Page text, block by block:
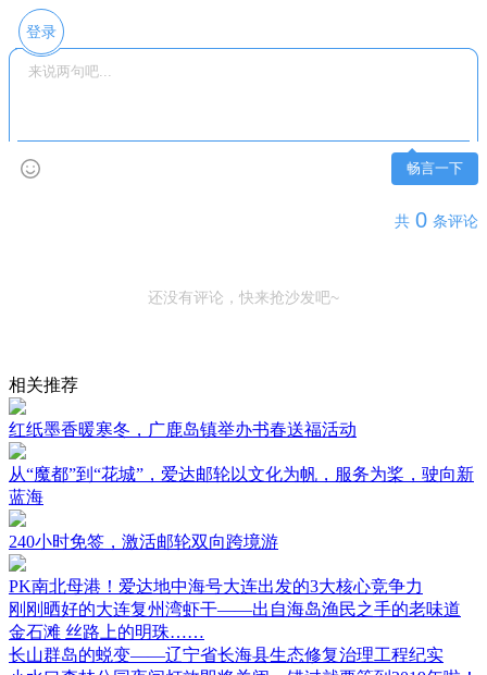
登录
畅言一下
共 0 条评论
还没有评论，快来抢沙发吧~
相关推荐
红纸墨香暖寒冬，广鹿岛镇举办书春送福活动
从“魔都”到“花城”，爱达邮轮以文化为帆，服务为桨，驶向新
蓝海
240小时免签，激活邮轮双向跨境游
PK南北母港！爱达地中海号大连出发的3大核心竞争力
刚刚晒好的大连复州湾虾干——出自海岛渔民之手的老味道
金石滩 丝路上的明珠……
长山群岛的蜕变——辽宁省长海县生态修复治理工程纪实